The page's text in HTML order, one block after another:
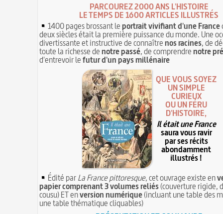
PARCOUREZ 2000 ANS L'HISTOIRE
LE TEMPS DE 1600 ARTICLES ILLUSTRÉS
1400 pages brossant leportrait vivifiant d'une France
deux siècles était la première puissance du monde. Une
divertissante et instructive de connaîtrenos racines, de
toute la richesse denotre passé, de comprendrenotre
d'entrevoir lefutur d'un pays millénaire
QUE VOUS SOYEZ
UN SIMPLE
CURIEUX
OU UN FÉRU
D'HISTOIRE,
Il était une France
saura vous ravir
par ses récits
abondamment
illustrés !
Édité parLa France pittoresque, cet ouvrage existe en
papier comprenant 3 volumes reliés(couverture rigide,
cousu) ET enversion numérique(incluant une table des
une table thématique cliquables)